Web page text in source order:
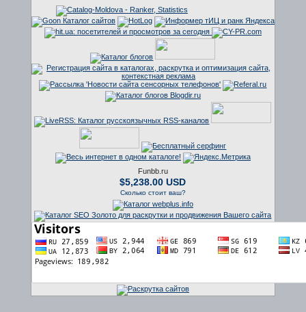
Funbb.ru
$5,238.00 USD
Сколько стоит ваш?